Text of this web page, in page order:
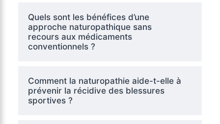
Quels sont les bénéfices d’une
approche naturopathique sans
recours aux médicaments
conventionnels ?
Comment la naturopathie aide-t-elle à
prévenir la récidive des blessures
sportives ?